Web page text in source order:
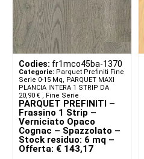
Codies: fr1mco45ba-1370
Categorie: Parquet Prefiniti Fine
Serie 0-15 Mq
PARQUET MAXI
PLANCIA INTERA 1 STRIP DA
20,90 € ​
Fine Serie
PARQUET PREFINITI –
Frassino 1 Strip –
Verniciato Opaco
Cognac – Spazzolato –
Stock residuo: 6 mq –
Offerta: € 143,17